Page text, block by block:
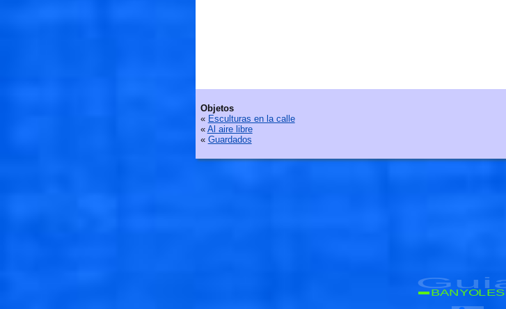
Objetos
« Esculturas en la calle
« Al aire libre
« Guardados
BANYOLES